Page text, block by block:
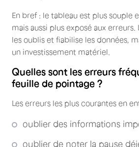
En bref : le tableau est plus souple
mais aussi plus exposé aux
les oublis et fiabilise les données,
un investissement matériel.
Quelles sont les erreurs
feuille de pointage ?
Les erreurs les plus courantes en
oublier des informations
oublier de noter la pause